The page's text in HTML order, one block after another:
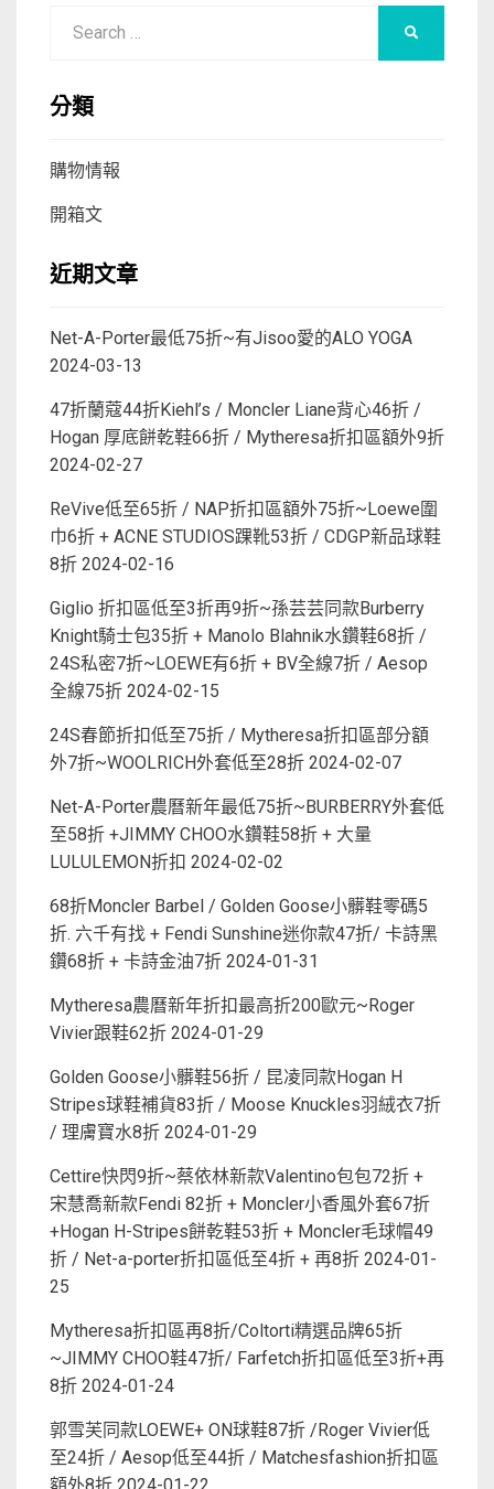
分類
購物情報
開箱文
近期文章
Net-A-Porter最低75折~有Jisoo愛的ALO YOGA
2024-03-13
47折蘭蔻44折Kiehl’s / Moncler Liane背心46折 /
Hogan 厚底餅乾鞋66折 / Mytheresa折扣區額外9折
2024-02-27
ReVive低至65折 / NAP折扣區額外75折~Loewe圍
巾6折 + ACNE STUDIOS踝靴53折 / CDGP新品球鞋
8折 2024-02-16
Giglio 折扣區低至3折再9折~孫芸芸同款Burberry
Knight騎士包35折 + Manolo Blahnik水鑽鞋68折 /
24S私密7折~LOEWE有6折 + BV全線7折 / Aesop
全線75折 2024-02-15
24S春節折扣低至75折 / Mytheresa折扣區部分額
外7折~WOOLRICH外套低至28折 2024-02-07
Net-A-Porter農曆新年最低75折~BURBERRY外套低
至58折 +JIMMY CHOO水鑽鞋58折 + 大量
LULULEMON折扣 2024-02-02
68折Moncler Barbel / Golden Goose小髒鞋零碼5
折. 六千有找 + Fendi Sunshine迷你款47折/ 卡詩黑
鑽68折 + 卡詩金油7折 2024-01-31
Mytheresa農曆新年折扣最高折200歐元~Roger
Vivier跟鞋62折 2024-01-29
Golden Goose小髒鞋56折 / 昆凌同款Hogan H
Stripes球鞋補貨83折 / Moose Knuckles羽絨衣7折
/ 理膚寶水8折 2024-01-29
Cettire快閃9折~蔡依林新款Valentino包包72折 +
宋慧喬新款Fendi 82折 + Moncler小香風外套67折
+Hogan H-Stripes餅乾鞋53折 + Moncler毛球帽49
折 / Net-a-porter折扣區低至4折 + 再8折 2024-01-
25
Mytheresa折扣區再8折/Coltorti精選品牌65折
~JIMMY CHOO鞋47折/ Farfetch折扣區低至3折+再
8折 2024-01-24
郭雪芙同款LOEWE+ ON球鞋87折 /Roger Vivier低
至24折 / Aesop低至44折 / Matchesfashion折扣區